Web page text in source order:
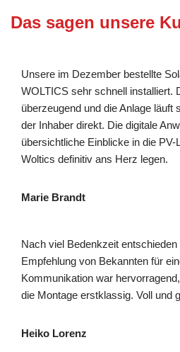
Das sagen unsere
Unsere im Dezember bestellte
WOLTICS sehr schnell installiert.
überzeugend und die Anlage läuft
der Inhaber direkt. Die digitale
übersichtliche Einblicke in die
Woltics definitiv ans Herz legen.
Marie Brandt
Nach viel Bedenkzeit
Empfehlung von Bekannten für
Kommunikation war
die Montage erstklassig. Voll und
Heiko Lorenz